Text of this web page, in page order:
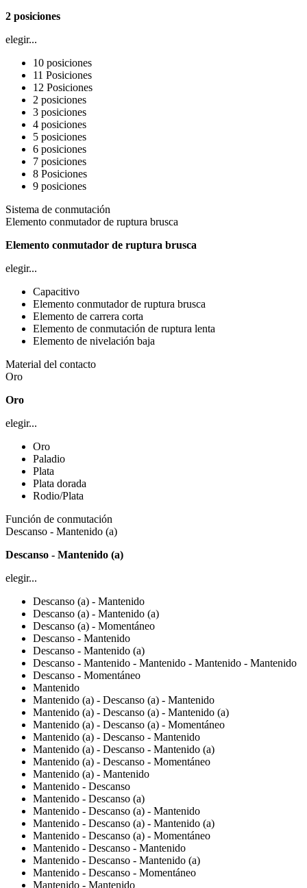
2 posiciones
elegir...
10 posiciones
11 Posiciones
12 Posiciones
2 posiciones
3 posiciones
4 posiciones
5 posiciones
6 posiciones
7 posiciones
8 Posiciones
9 posiciones
Sistema de conmutación
Elemento conmutador de ruptura brusca
Elemento conmutador de ruptura brusca
elegir...
Capacitivo
Elemento conmutador de ruptura brusca
Elemento de carrera corta
Elemento de conmutación de ruptura lenta
Elemento de nivelación baja
Material del contacto
Oro
Oro
elegir...
Oro
Paladio
Plata
Plata dorada
Rodio/Plata
Función de conmutación
Descanso - Mantenido (a)
Descanso - Mantenido (a)
elegir...
Descanso (a) - Mantenido
Descanso (a) - Mantenido (a)
Descanso (a) - Momentáneo
Descanso - Mantenido
Descanso - Mantenido (a)
Descanso - Mantenido - Mantenido - Mantenido - Mantenido
Descanso - Momentáneo
Mantenido
Mantenido (a) - Descanso (a) - Mantenido
Mantenido (a) - Descanso (a) - Mantenido (a)
Mantenido (a) - Descanso (a) - Momentáneo
Mantenido (a) - Descanso - Mantenido
Mantenido (a) - Descanso - Mantenido (a)
Mantenido (a) - Descanso - Momentáneo
Mantenido (a) - Mantenido
Mantenido - Descanso
Mantenido - Descanso (a)
Mantenido - Descanso (a) - Mantenido
Mantenido - Descanso (a) - Mantenido (a)
Mantenido - Descanso (a) - Momentáneo
Mantenido - Descanso - Mantenido
Mantenido - Descanso - Mantenido (a)
Mantenido - Descanso - Momentáneo
Mantenido - Mantenido